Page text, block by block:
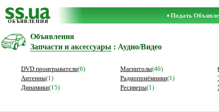
ОБЪЯВЛЕНИЯ
Подать
Объявления
Запчасти и аксессуары : Аудио/Видео
DVD проигрыватели(6)
Антенны(1)
Динамики(15)
Магнитолы(46)
Радиоприёмники(1)
Ресиверы(1)